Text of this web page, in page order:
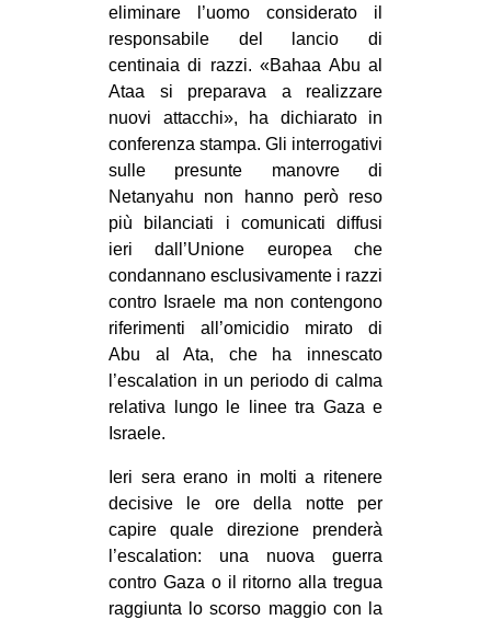
eliminare l’uomo considerato il
responsabile del lancio di
centinaia di razzi. «Bahaa Abu al
Ataa si preparava a realizzare
nuovi attacchi», ha dichiarato in
conferenza stampa. Gli interrogativi
sulle presunte manovre di
Netanyahu non hanno però reso
più bilanciati i comunicati diffusi
ieri dall’Unione europea che
condannano esclusivamente i razzi
contro Israele ma non contengono
riferimenti all’omicidio mirato di
Abu al Ata, che ha innescato
l’escalation in un periodo di calma
relativa lungo le linee tra Gaza e
Israele.
Ieri sera erano in molti a ritenere
decisive le ore della notte per
capire quale direzione prenderà
l’escalation: una nuova guerra
contro Gaza o il ritorno alla tregua
raggiunta lo scorso maggio con la